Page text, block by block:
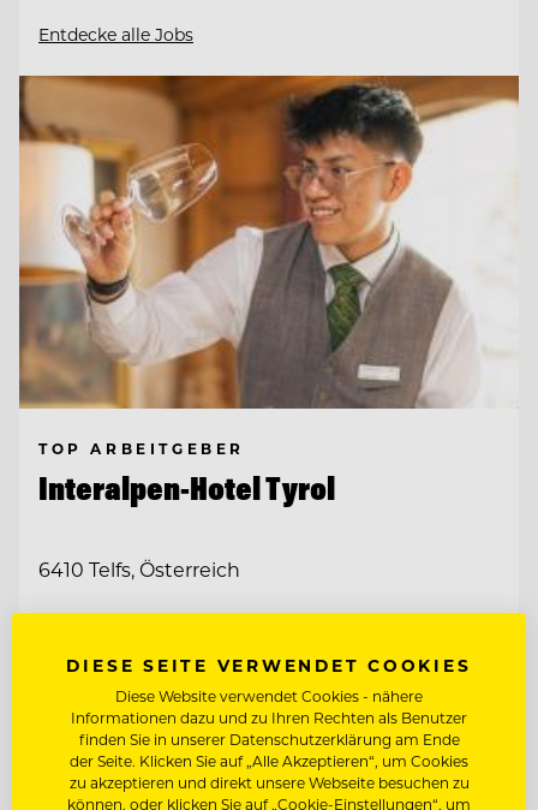
Entdecke alle Jobs
TOP ARBEITGEBER
Interalpen-Hotel Tyrol
6410 Telfs, Österreich
CHEF DE RANG (M/W/D)
Entdecke alle Jobs
DIESE SEITE VERWENDET COOKIES
Diese Website verwendet Cookies - nähere
Informationen dazu und zu Ihren Rechten als Benutzer
finden Sie in unserer Datenschutzerklärung am Ende
der Seite. Klicken Sie auf „Alle Akzeptieren“, um Cookies
zu akzeptieren und direkt unsere Webseite besuchen zu
können, oder klicken Sie auf „Cookie-Einstellungen“, um